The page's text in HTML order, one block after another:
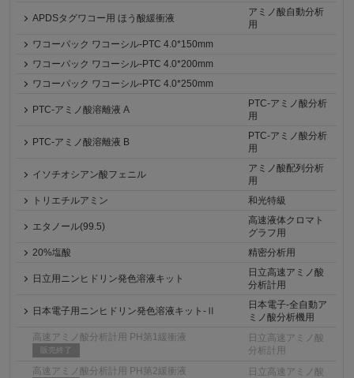
APDSタグワコー用 ほう酸緩衝液
アミノ酸自動分析
用
ワコーパック ワコーシル-PTC 4.0*150mm
ワコーパック ワコーシル-PTC 4.0*200mm
ワコーパック ワコーシル-PTC 4.0*250mm
PTC-アミノ酸溶離液 A
PTC-アミノ酸分析
用
PTC-アミノ酸溶離液 B
PTC-アミノ酸分析
用
イソチオシアン酸フェニル
アミノ酸配列分析
用
トリエチルアミン
和光特級
エタノール(99.5)
高速液体クロマト
グラフ用
20%塩酸
精密分析用
日立用ニンヒドリン発色溶液キット
日立高速アミノ酸
分析計用
日本電子用ニンヒドリン発色溶液キット-Ⅱ
日本電子-全自動ア
ミノ酸分析機用
高速アミノ酸分析計用 PH第1緩衝液
販売終了
日立高速アミノ酸
分析計用
高速アミノ酸分析計用 PH第2緩衝液
日立高速アミノ酸